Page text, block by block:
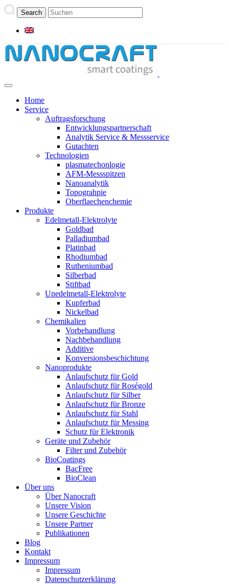
Home
Service
Auftragsforschung
Entwicklungspartnerschaft
Analytik Service & Messservice
Gutachten
Technologien
plasmatechonlogie
AFM-Messspitzen
Nanoanalytik
Topograhpie
Oberflaechenchemie
Produkte
Edelmetall-Elektrolyte
Goldbad
Palladiumbad
Platinbad
Rhodiumbad
Rutheniumbad
Silberbad
Stiftbad
Unedelmetall-Elektrolyte
Kupferbad
Nickelbad
Chemikalien
Vorbehandlung
Nachbehandlung
Additive
Konversionsbeschichtung
Nanoprodukte
Anlaufschutz für Gold
Anlaufschutz für Roségold
Anlaufschutz für Silber
Anlaufschutz für Bronze
Anlaufschutz für Stahl
Anlaufschutz für Messing
Schutz für Elektronik
Geräte und Zubehör
Filter und Zubehör
BioCoatings
BacFree
BioClean
Über uns
Über Nanocraft
Unsere Vision
Unsere Geschichte
Unsere Partner
Publikationen
Blog
Kontakt
Impressum
Impressum
Datenschutzerklärung